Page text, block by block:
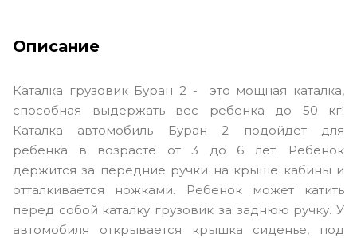
Описание
Каталка грузовик Буран 2 - это мощная каталка,
способная выдержать вес ребенка до 50 кг!
Каталка автомобиль Буран 2 подойдет для
ребенка в возрасте от 3 до 6 лет. Ребенок
держится за передние ручки на крыше кабины и
отталкивается ножками. Ребенок может катить
перед собой каталку грузовик за заднюю ручку. У
автомобиля открывается крышка сиденье, под